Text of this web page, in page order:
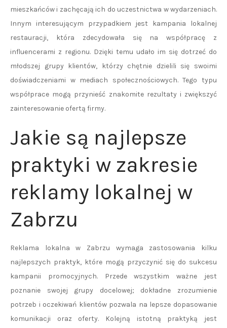
mieszkańców i zachęcają ich do uczestnictwa w wydarzeniach.
Innym interesującym przypadkiem jest kampania lokalnej
restauracji, która zdecydowała się na współpracę z
influencerami z regionu. Dzięki temu udało im się dotrzeć do
młodszej grupy klientów, którzy chętnie dzielili się swoimi
doświadczeniami w mediach społecznościowych. Tego typu
współprace mogą przynieść znakomite rezultaty i zwiększyć
zainteresowanie ofertą firmy.
Jakie są najlepsze
praktyki w zakresie
reklamy lokalnej w
Zabrzu
Reklama lokalna w Zabrzu wymaga zastosowania kilku
najlepszych praktyk, które mogą przyczynić się do sukcesu
kampanii promocyjnych. Przede wszystkim ważne jest
poznanie swojej grupy docelowej; dokładne zrozumienie
potrzeb i oczekiwań klientów pozwala na lepsze dopasowanie
komunikacji oraz oferty. Kolejną istotną praktyką jest